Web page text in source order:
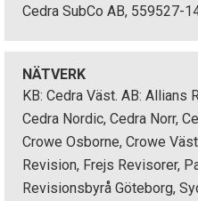
Cedra SubCo AB, 559527-
NÄTVERK
KB: Cedra Väst. AB: Allians
Cedra Nordic, Cedra Norr,
Crowe Osborne, Crowe
Revision, Frejs Revisorer,
Revisionsbyrå Göteborg,